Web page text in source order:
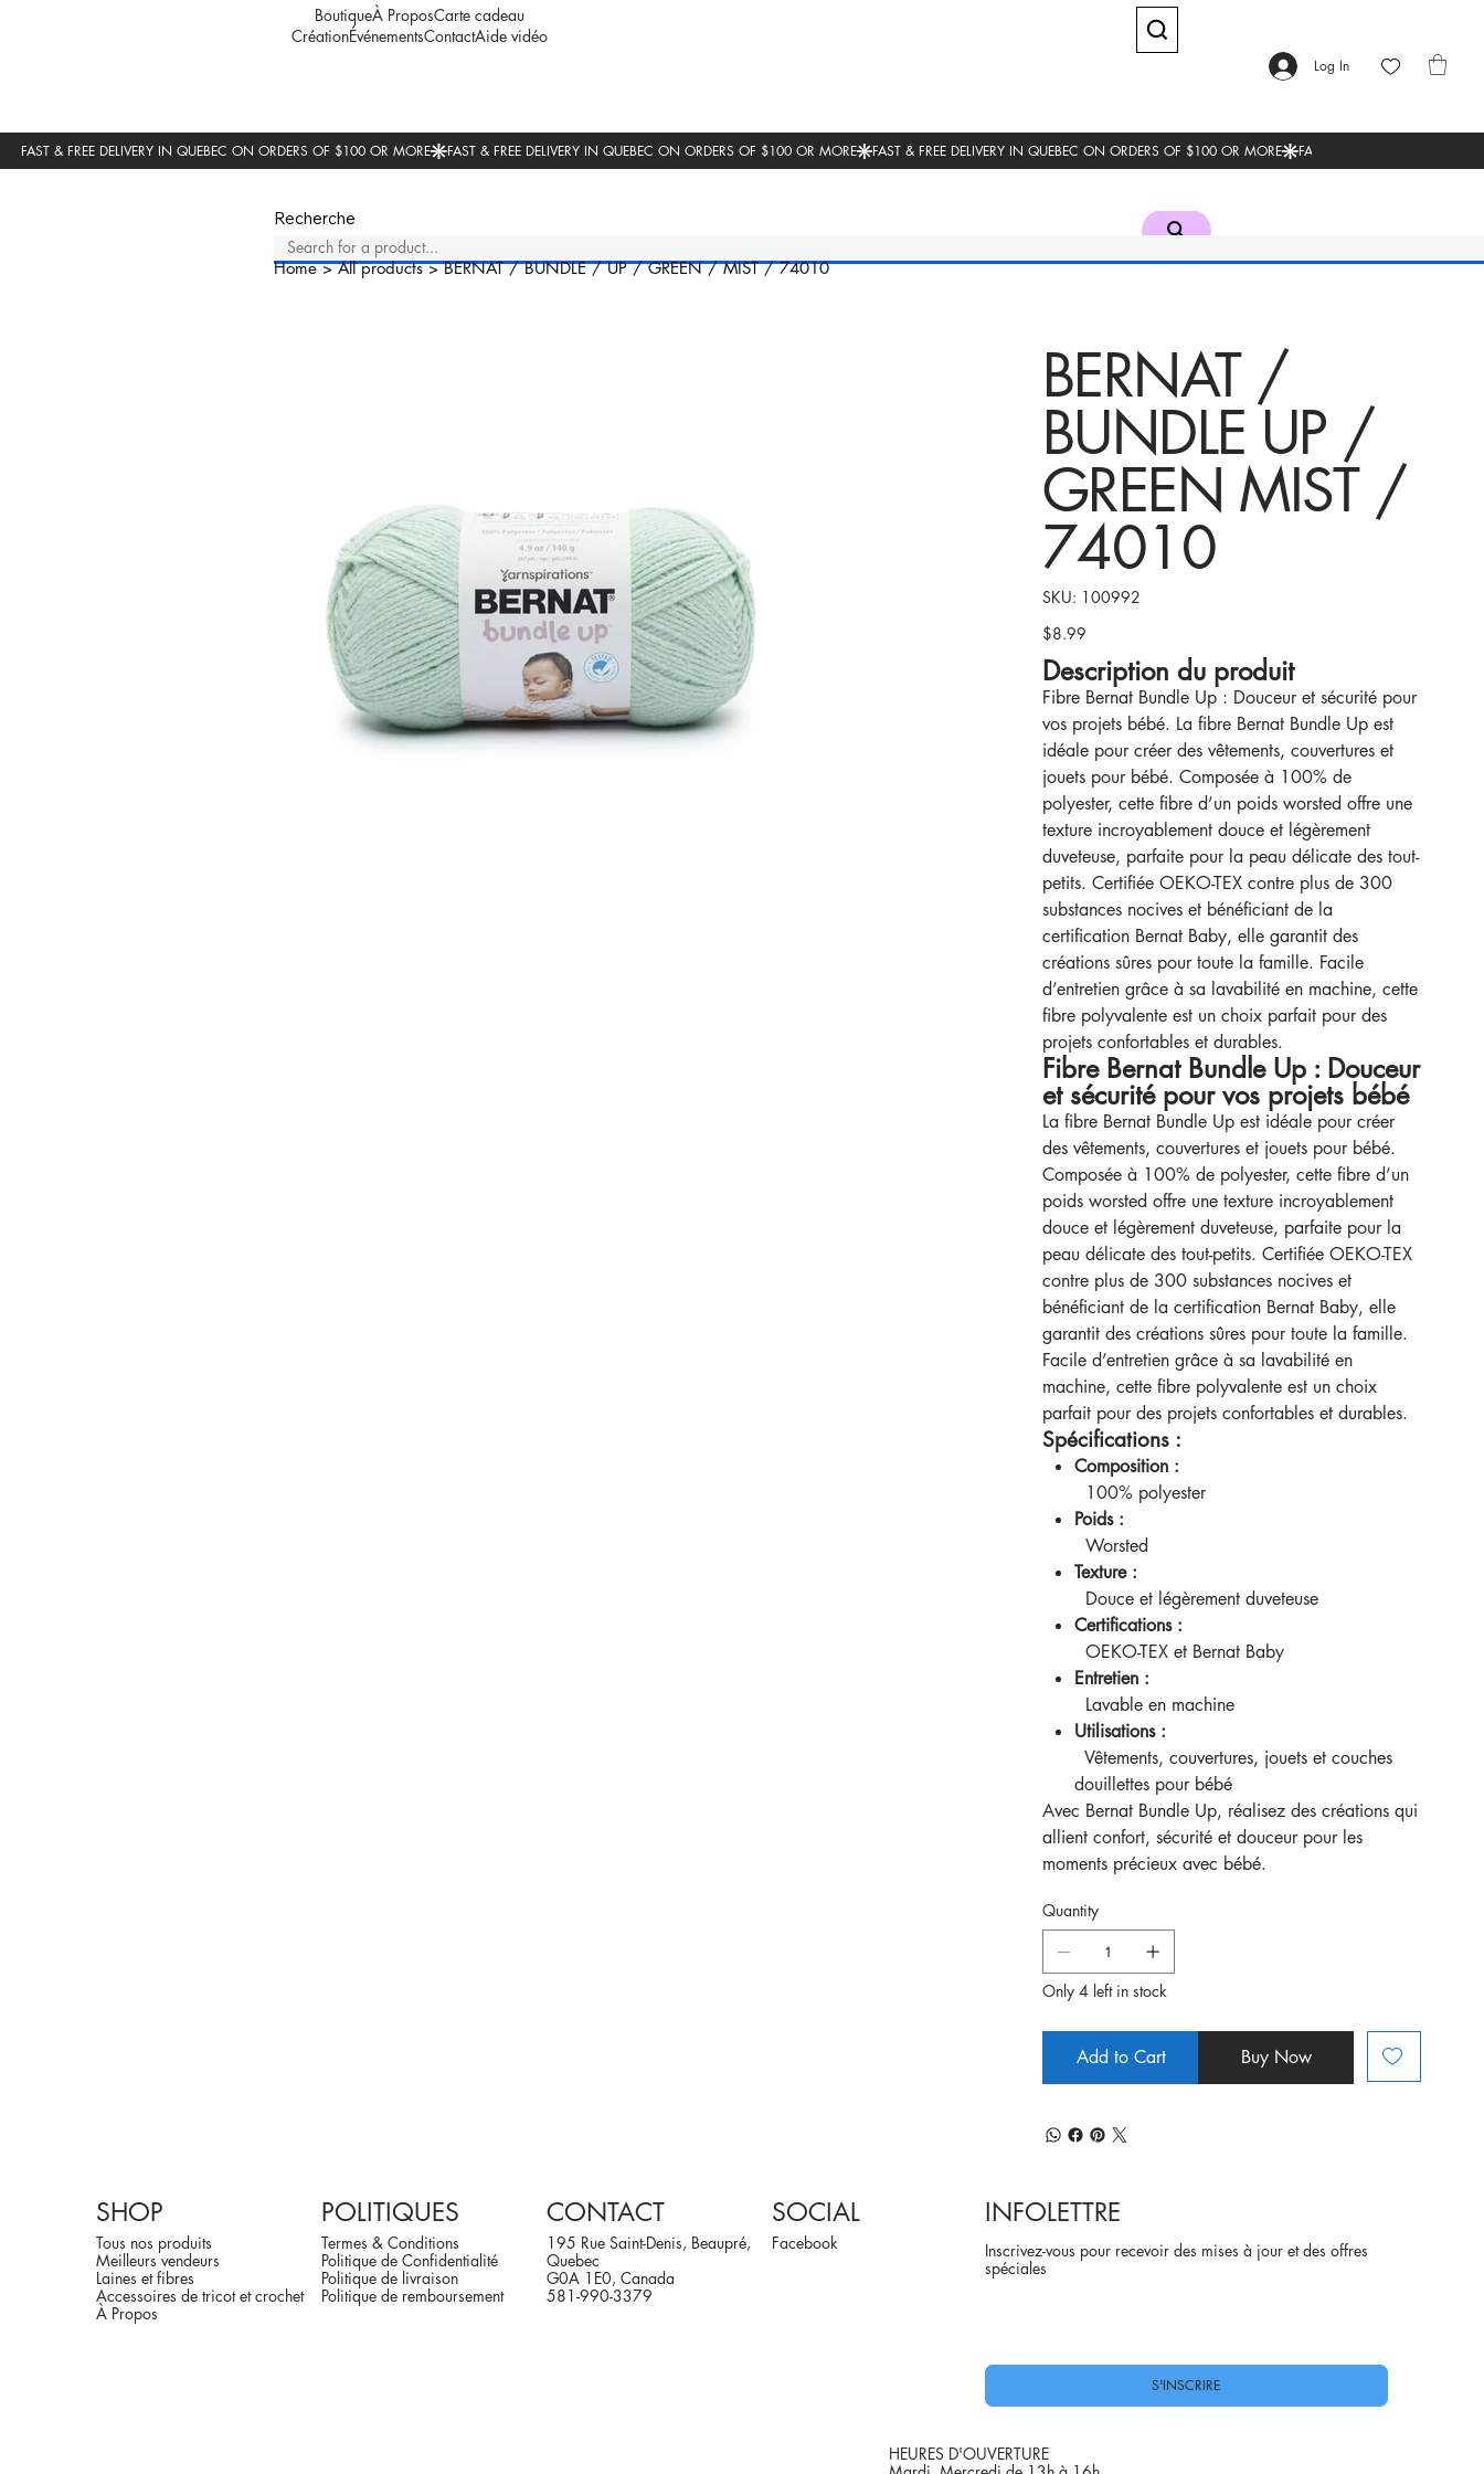
BoutiqueÀ ProposCarte cadeau
CréationÉvénementsContactAide vidéo
Log In
Recherche
Home>All products>BERNAT / BUNDLE / UP / GREEN / MIST / 74010
BERNAT /
BUNDLE UP /
GREEN MIST /
74010
SKU:
SKU
100992
100992
Price
$8.99
Description du produit
Fibre Bernat Bundle Up : Douceur et sécurité pour
vos projets bébé. La fibre Bernat Bundle Up est
idéale pour créer des vêtements, couvertures et
jouets pour bébé. Composée à 100% de
polyester, cette fibre d’un poids worsted offre une
texture incroyablement douce et légèrement
duveteuse, parfaite pour la peau délicate des tout-
petits. Certifiée OEKO-TEX contre plus de 300
substances nocives et bénéficiant de la
certification Bernat Baby, elle garantit des
créations sûres pour toute la famille. Facile
d’entretien grâce à sa lavabilité en machine, cette
fibre polyvalente est un choix parfait pour des
projets confortables et durables.
Fibre Bernat Bundle Up : Douceur
et sécurité pour vos projets bébé
La fibre Bernat Bundle Up est idéale pour créer
des vêtements, couvertures et jouets pour bébé.
Composée à 100% de polyester, cette fibre d’un
poids worsted offre une texture incroyablement
douce et légèrement duveteuse, parfaite pour la
peau délicate des tout-petits. Certifiée OEKO-TEX
contre plus de 300 substances nocives et
bénéficiant de la certification Bernat Baby, elle
garantit des créations sûres pour toute la famille.
Facile d’entretien grâce à sa lavabilité en
machine, cette fibre polyvalente est un choix
parfait pour des projets confortables et durables.
Spécifications :
Composition :
100% polyester
Poids :
Worsted
Texture :
Douce et légèrement duveteuse
Certifications :
OEKO-TEX et Bernat Baby
Entretien :
Lavable en machine
Utilisations :
Vêtements, couvertures, jouets et couches
douillettes pour bébé
Avec Bernat Bundle Up, réalisez des créations qui
allient confort, sécurité et douceur pour les
moments précieux avec bébé.
Quantity
Only 4 left in stock
Add to Cart Buy Now
SHOP
Tous nos produits
Meilleurs vendeurs
Laines et fibres
Accessoires de tricot et crochet
À Propos
POLITIQUES
Termes & Conditions
Politique de Confidentialité
Politique de livraison
Politique de remboursement
CONTACT
195 Rue Saint-Denis, Beaupré,
Quebec
G0A 1E0, Canada
581-990-3379
SOCIAL
Facebook
INFOLETTRE
Inscrivez-vous pour recevoir des mises à jour et des offres
spéciales
S'INSCRIRE
HEURES D'OUVERTURE